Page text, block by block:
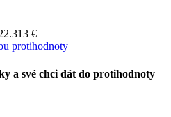
€
protihodnoty
a své chci dát do protihodnoty